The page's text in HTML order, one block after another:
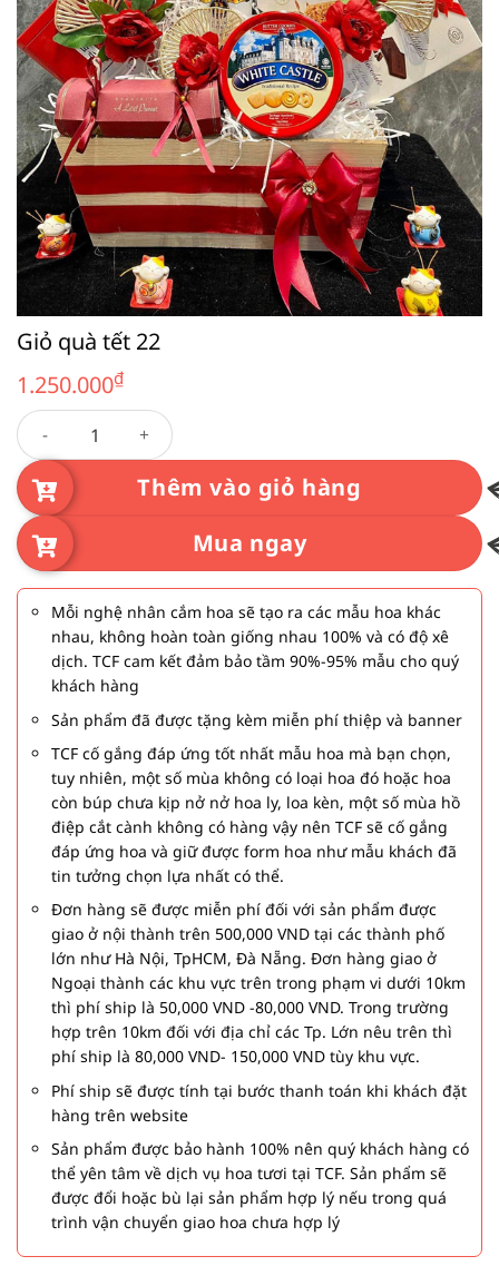
Giỏ quà tết 22
1.250.000₫
Giỏ quà tết 22 số lượng
Thêm vào giỏ hàng
Mua ngay
Mỗi nghệ nhân cắm hoa sẽ tạo ra các mẫu hoa khác
nhau, không hoàn toàn giống nhau 100% và có độ xê
dịch. TCF cam kết đảm bảo tầm 90%-95% mẫu cho quý
khách hàng
Sản phẩm đã được tặng kèm miễn phí thiệp và banner
TCF cố gắng đáp ứng tốt nhất mẫu hoa mà bạn chọn,
tuy nhiên, một số mùa không có loại hoa đó hoặc hoa
còn búp chưa kịp nở nở hoa ly, loa kèn, một số mùa hồ
điệp cắt cành không có hàng vậy nên TCF sẽ cố gắng
đáp ứng hoa và giữ được form hoa như mẫu khách đã
tin tưởng chọn lựa nhất có thể.
Đơn hàng sẽ được miễn phí đối với sản phẩm được
giao ở nội thành trên 500,000 VND tại các thành phố
lớn như Hà Nội, TpHCM, Đà Nẵng. Đơn hàng giao ở
Ngoại thành các khu vực trên trong phạm vi dưới 10km
thì phí ship là 50,000 VND -80,000 VND. Trong trường
hợp trên 10km đối với địa chỉ các Tp. Lớn nêu trên thì
phí ship là 80,000 VND- 150,000 VND tùy khu vực.
Phí ship sẽ được tính tại bước thanh toán khi khách đặt
hàng trên website
Sản phẩm được bảo hành 100% nên quý khách hàng có
thể yên tâm về dịch vụ hoa tươi tại TCF. Sản phẩm sẽ
được đổi hoặc bù lại sản phẩm hợp lý nếu trong quá
trình vận chuyển giao hoa chưa hợp lý